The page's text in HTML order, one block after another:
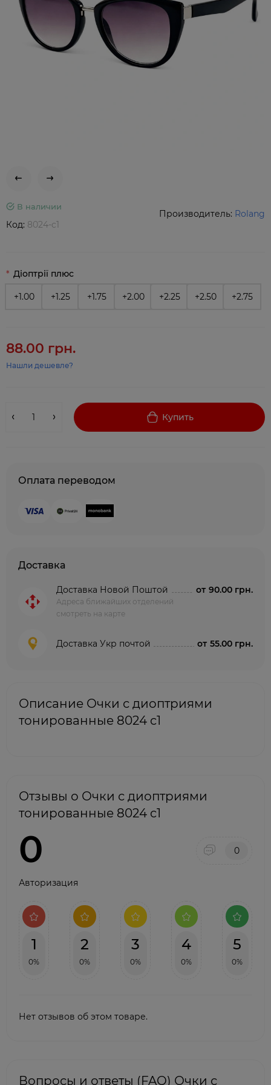
В наличии
Код: 8024-c1
Производитель: Rolang
Діоптрії плюс
+1.00 +1.25 +1.75 +2.00 +2.25 +2.50 +2.75
88.00 грн.
Нашли дешевле?
Купить
Оплата переводом
Доставка
Доставка Новой Поштой
Адреса ближайших отделений
смотреть на карте
от 90.00 грн.
Доставка Укр почтой от 55.00 грн.
Описание Очки с диоптриями
тонированные 8024 c1
Отзывы о Очки с диоптриями
тонированные 8024 c1
0 0
Авторизация
1
0%
2
0%
3
0%
4
0%
5
0%
Нет отзывов об этом товаре.
Вопросы и ответы (FAQ) Очки с